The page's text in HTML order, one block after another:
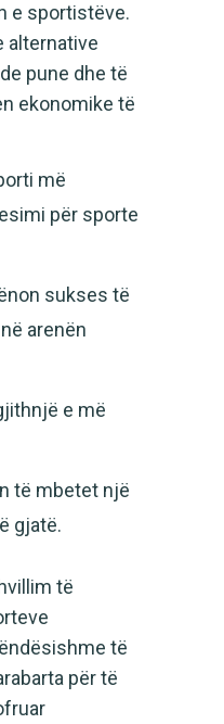
e sportistëve.
alternative
pune dhe të
ekonomike të
më
për sporte
sukses të
arenën
e më
të mbetet një
gjatë.
të
të
për të